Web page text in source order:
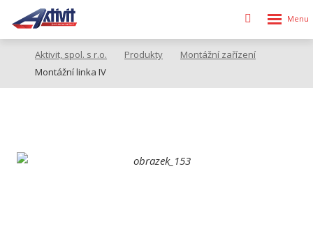
Vyhledávání
Rozbalení
Aktivit, spol. s r.o. Produkty
Montážní zařízení
Montážní linka IV